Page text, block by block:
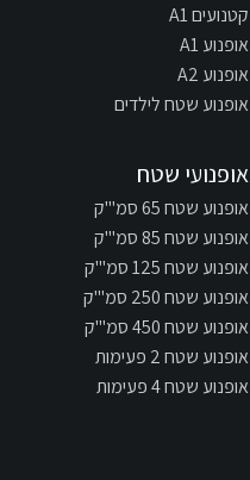
קטנועים A1
אופנוע A1
אופנוע A2
אופנוע שטח לילדים
אופנועי שטח
אופנוע שטח 65 סמ"'ק
אופנוע שטח 85 סמ"'ק
אופנוע שטח 125 סמ"'ק
אופנוע שטח 250 סמ"'ק
אופנוע שטח 450 סמ"'ק
אופנוע שטח 2 פעימות
אופנוע שטח 4 פעימות